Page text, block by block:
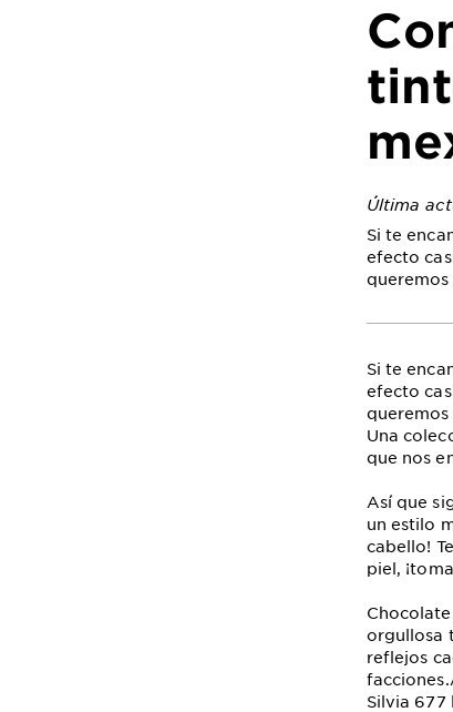
Última
Si te
efecto
Si te
efecto
Una
que nos
Así que
un estilo
cabello!
piel,
orgullosa
reflejos
Silvia